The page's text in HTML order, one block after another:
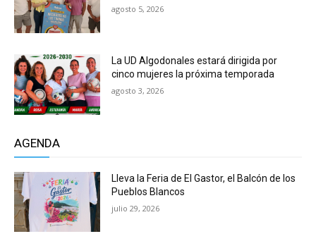
agosto 5, 2026
La UD Algodonales estará dirigida por
cinco mujeres la próxima temporada
agosto 3, 2026
AGENDA
Lleva la Feria de El Gastor, el Balcón de los
Pueblos Blancos
julio 29, 2026